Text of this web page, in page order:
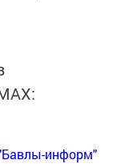
информ"